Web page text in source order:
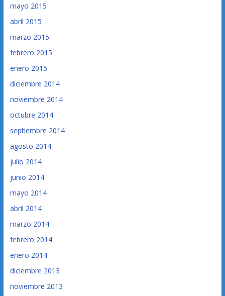
mayo 2015
abril 2015
marzo 2015
febrero 2015
enero 2015
diciembre 2014
noviembre 2014
octubre 2014
septiembre 2014
agosto 2014
julio 2014
junio 2014
mayo 2014
abril 2014
marzo 2014
febrero 2014
enero 2014
diciembre 2013
noviembre 2013